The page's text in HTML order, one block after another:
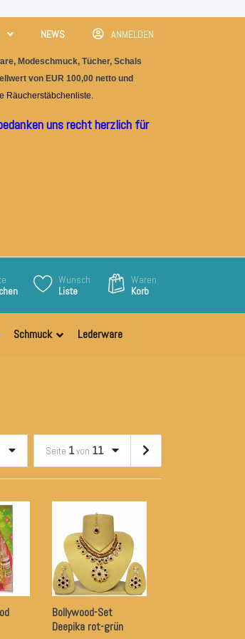
NEWS ANMELDEN
Modeschmuck, Tücher, Schals
von EUR 100,00 netto und
e Räucherstäbchenliste.
uns recht herzlich für
Wunsch
Liste
Waren
Korb
Schmuck Lederware
Seite 1von 11
Bollywood-Set
Deepika rot-grün